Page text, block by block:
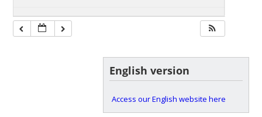
English version
Access our English website here